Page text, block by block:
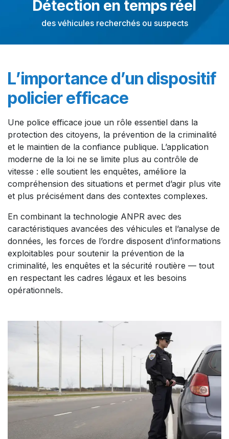
Détection en temps réel​
des véhicules recherchés ou suspects ​
L’importance d’un dispositif
policier efficace ​
Une police efficace joue un rôle essentiel dans la
protection des citoyens, la prévention de la criminalité
et le maintien de la confiance publique. L’application
moderne de la loi ne se limite plus au contrôle de
vitesse : elle soutient les enquêtes, améliore la
compréhension des situations et permet d’agir plus vite
et plus précisément dans des contextes complexes.​
En combinant la technologie ANPR avec des
caractéristiques avancées des véhicules et l’analyse de
données, les forces de l’ordre disposent d’informations
exploitables pour soutenir la prévention de la
criminalité, les enquêtes et la sécurité routière — tout
en respectant les cadres légaux et les besoins
opérationnels.​